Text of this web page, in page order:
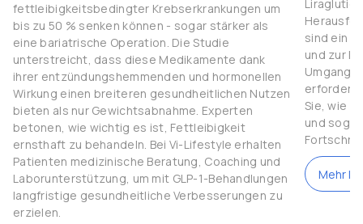
fettleibigkeitsbedingter Krebserkrankungen um
bis zu 50 % senken können - sogar stärker als
eine bariatrische Operation. Die Studie
unterstreicht, dass diese Medikamente dank
ihrer entzündungshemmenden und hormonellen
Wirkung einen breiteren gesundheitlichen Nutzen
bieten als nur Gewichtsabnahme. Experten
betonen, wie wichtig es ist, Fettleibigkeit
ernsthaft zu behandeln. Bei Vi-Lifestyle erhalten
Patienten medizinische Beratung, Coaching und
Laborunterstützung, um mit GLP-1-Behandlungen
langfristige gesundheitliche Verbesserungen zu
erzielen.
sind ein
und zur
Umgang
erfordert
Sie, wie
und
Mehr